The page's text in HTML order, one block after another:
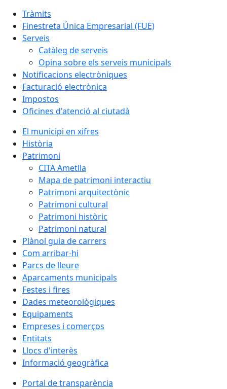
Tràmits
Finestreta Única Empresarial (FUE)
Serveis
Catàleg de serveis
Opina sobre els serveis municipals
Notificacions electròniques
Facturació electrònica
Impostos
Oficines d'atenció al ciutadà
El municipi en xifres
Història
Patrimoni
CITA Ametlla
Mapa de patrimoni interactiu
Patrimoni arquitectònic
Patrimoni cultural
Patrimoni històric
Patrimoni natural
Plànol guia de carrers
Com arribar-hi
Parcs de lleure
Aparcaments municipals
Festes i fires
Dades meteorològiques
Equipaments
Empreses i comerços
Entitats
Llocs d'interès
Informació geogràfica
Portal de transparència